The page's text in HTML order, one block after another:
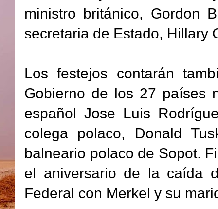
ministro británico, Gordon
secretaria de Estado, Hillary
Los festejos contarán
Gobierno de los 27 países
español Jose Luis
colega polaco, Donald
balneario polaco de Sopot.
el aniversario de la caída
Federal con Merkel y su